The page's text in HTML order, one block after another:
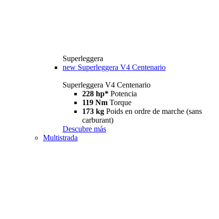
Superleggera
new Superleggera V4 Centenario
Superleggera V4 Centenario
228 hp* Potencia
119 Nm Torque
173 kg Poids en ordre de marche (sans
carburant)
Descubre más
Multistrada